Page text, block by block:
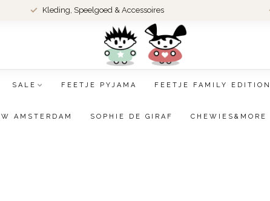
Kleding, Speelgoed & Accessoires
SALE FEETJE PYJAMA FEETJE FAMILY EDITION
AMSTERDAM SOPHIE DE GIRAF CHEWIES&MORE